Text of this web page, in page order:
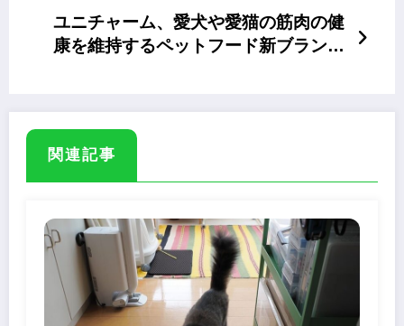
ユニチャーム、愛犬や愛猫の筋肉の健
康を維持するペットフード新ブランド
関連記事